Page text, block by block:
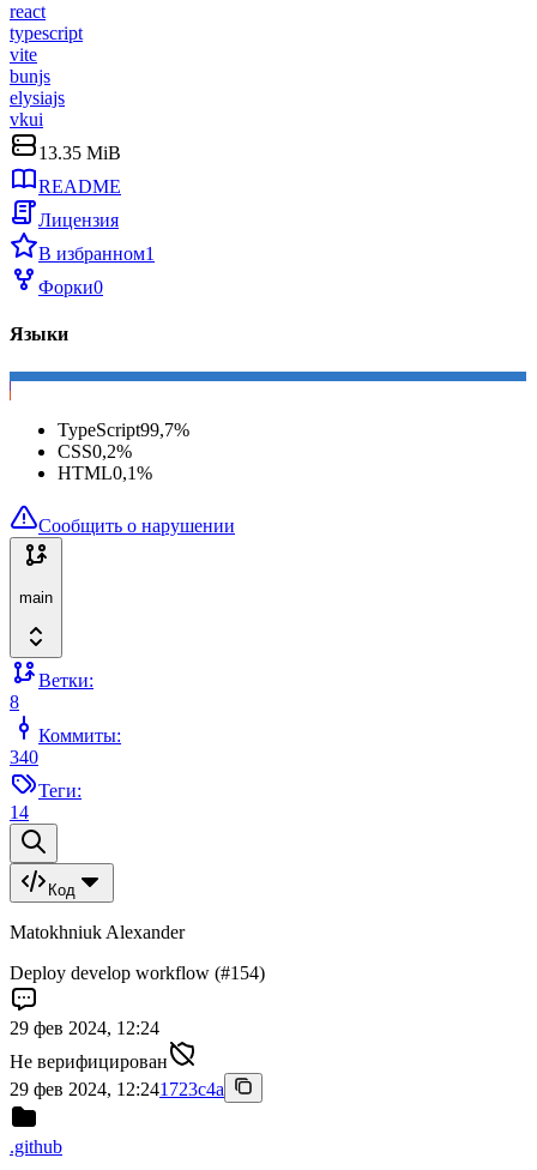
react
typescript
vite
bunjs
elysiajs
vkui
13.35 MiB
README
Лицензия
В избранном1
Форки0
Языки
TypeScript99,7%
CSS0,2%
HTML0,1%
Сообщить о нарушении
main
Ветки:
8
Коммиты:
340
Теги:
14
Код
Matokhniuk Alexander
Deploy develop workflow (#154)
29 фев 2024, 12:24
Не верифицирован
29 фев 2024, 12:241723c4a
.github